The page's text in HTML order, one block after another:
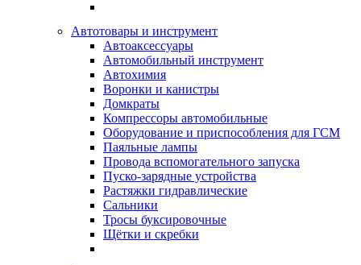
Автотовары и инструмент
Автоаксессуары
Автомобильный инструмент
Автохимия
Воронки и канистры
Домкраты
Компрессоры автомобильные
Оборудование и приспособления для ГСМ
Паяльные лампы
Провода вспомогательного запуска
Пуско-зарядные устройства
Растяжки гидравлические
Сальники
Тросы буксировочные
Щётки и скребки